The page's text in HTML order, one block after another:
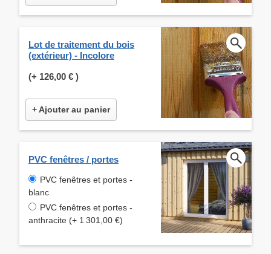
Lot de traitement du bois
(extérieur) - Incolore
(+ 126,00 € )
+ Ajouter au panier
PVC fenêtres / portes
PVC fenêtres et portes -
blanc
PVC fenêtres et portes -
anthracite (+ 1 301,00 €)